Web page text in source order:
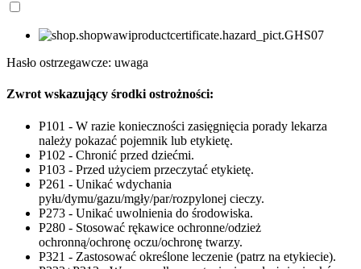
Hasło ostrzegawcze: uwaga
Zwrot wskazujący środki ostrożności:
P101 - W razie konieczności zasięgnięcia porady lekarza
należy pokazać pojemnik lub etykietę.
P102 - Chronić przed dziećmi.
P103 - Przed użyciem przeczytać etykietę.
P261 - Unikać wdychania
pyłu/dymu/gazu/mgły/par/rozpylonej cieczy.
P273 - Unikać uwolnienia do środowiska.
P280 - Stosować rękawice ochronne/odzież
ochronną/ochronę oczu/ochronę twarzy.
P321 - Zastosować określone leczenie (patrz na etykiecie).